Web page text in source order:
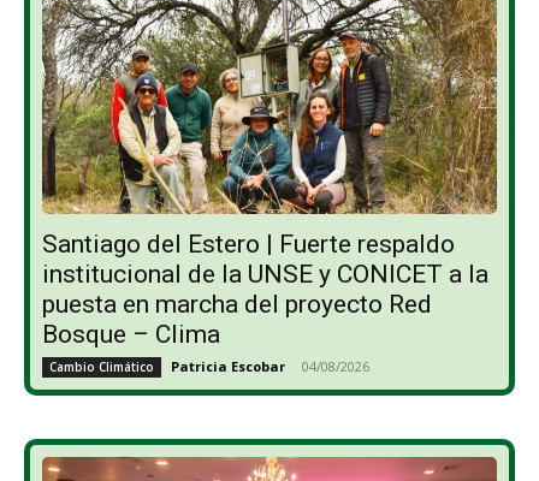
Santiago del Estero | Fuerte respaldo
institucional de la UNSE y CONICET a la
puesta en marcha del proyecto Red
Bosque – Clima
Cambio Climático Patricia Escobar - 04/08/2026